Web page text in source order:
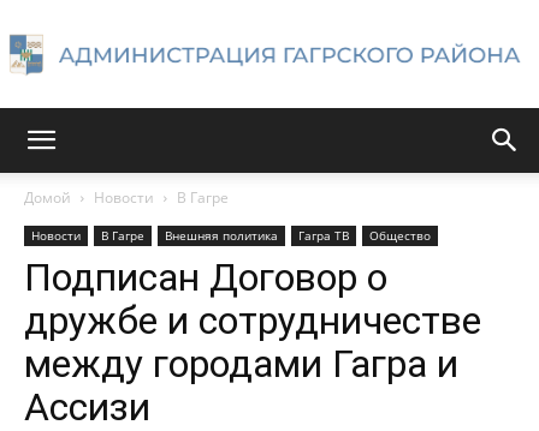
Гагрского
района
Домой Новости В Гагре
Новости В Гагре Внешняя политика Гагра ТВ Общество
Подписан Договор о
дружбе и сотрудничестве
между городами Гагра и
Ассизи